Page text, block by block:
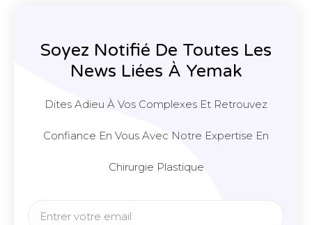
Soyez Notifié De Toutes Les
News Liées À Yemak
Dites Adieu À Vos Complexes Et Retrouvez
Confiance En Vous Avec Notre Expertise En
Chirurgie Plastique